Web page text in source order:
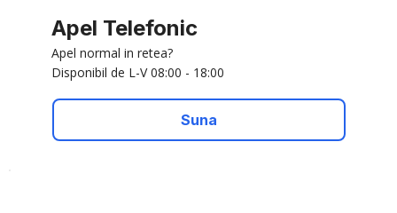
Apel Telefonic
Apel normal in retea?
Disponibil de L-V 08:00 - 18:00
Suna